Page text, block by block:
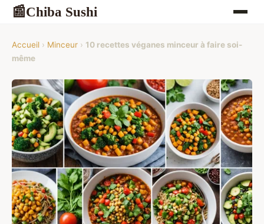
📰Chiba Sushi
Accueil › Minceur › 10 recettes véganes minceur à faire soi-
même